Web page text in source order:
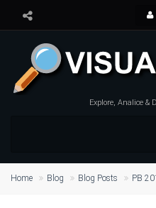
Explore, Analice &
Home Blog Blog Posts PB